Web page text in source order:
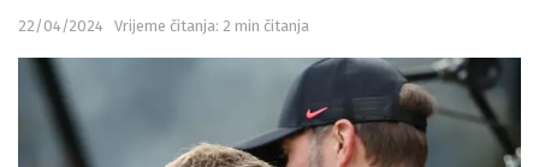
22/04/2024 Vrijeme čitanja: 2 min čitanja